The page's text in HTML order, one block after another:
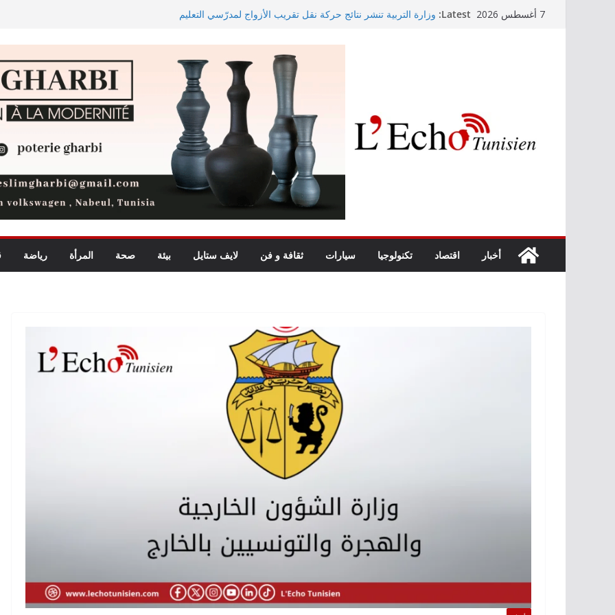
Skip7 أغسطس 2026 Latest: وزارة التربية تنشر نتائج حركة نقل تقريب الأزواج لمدرّسي التعليم
رابطة الأبطال: النادي الإفريقي يُواجه دجوليبا في الدور التمهيدي الأوّل
“نسناس وبهناس”.. عرض مسرحي جديد للأطفال يجمع بين الترفيه
اليوم: قرعة الدور التمهيدي لرابطة الأبطال وكأس الكونفدرالية
أخبار اقتصاد تكنولوجيا سيارات ثقافة و فن لايف ستايل بيئة صحة المرأة رياضة